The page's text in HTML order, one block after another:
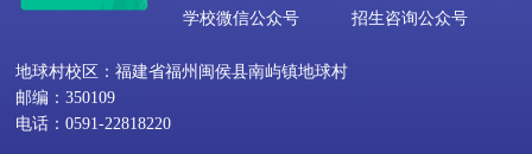
学校微信公众号 招生咨询公众号
地球村校区：福建省福州闽侯县南屿镇地球村
邮编：350109
电话：0591-22818220